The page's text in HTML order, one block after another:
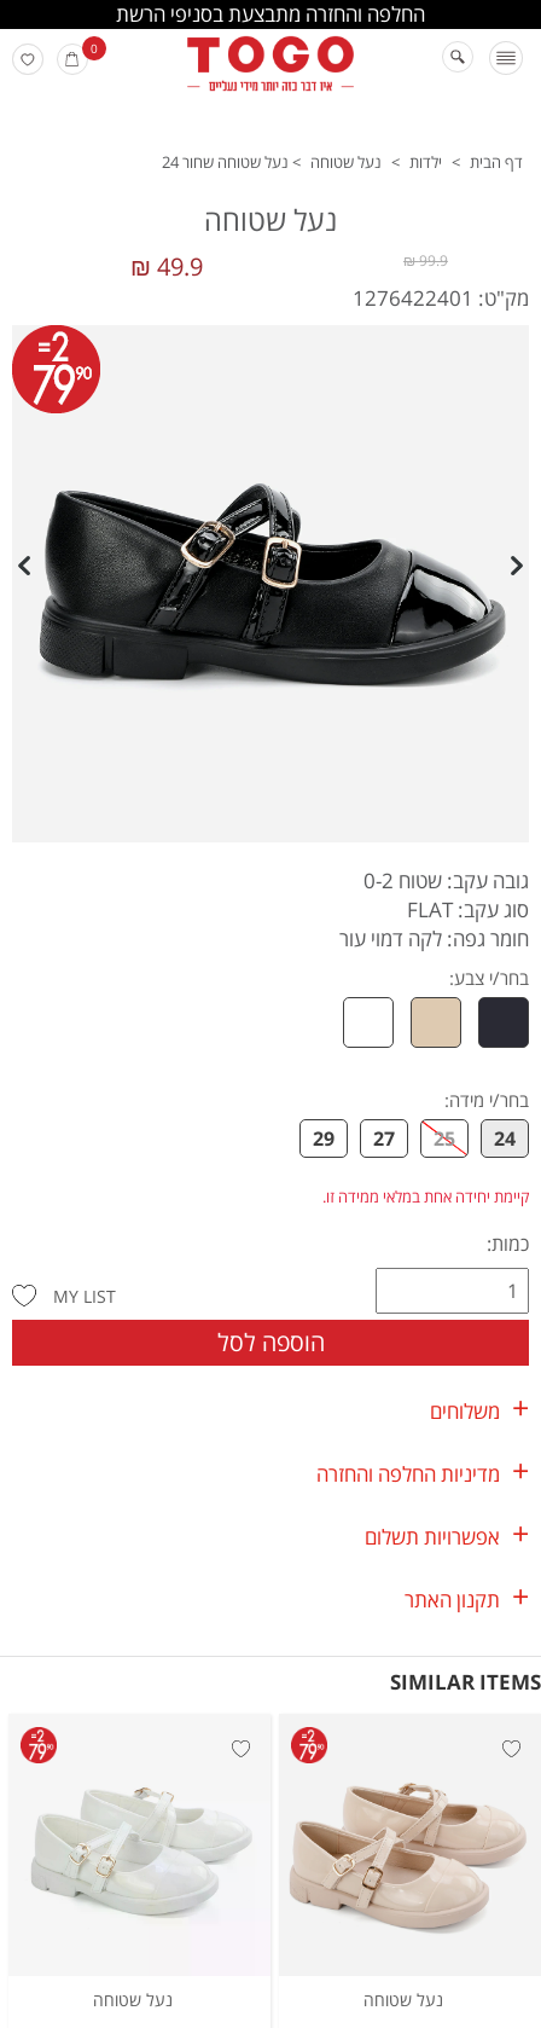
החלפה והחזרה מתבצעת בסניפי הרשת
0
דף הבית > ילדות > נעל שטוחה > נעל שטוחה שחור 24
נעל שטוחה
49.9 ₪ 99.9 ₪
מק"ט: 1276422401
גובה עקב: שטוח 0-2
סוג עקב: FLAT
חומר גפה: לקה דמוי עור
בחר/י צבע:
בחר/י מידה:
24
25
27
29
קיימת יחידה אחת במלאי ממידה זו.
כמות:
הוספה לסל
MY LIST
משלוחים
מדיניות החלפה והחזרה
אפשרויות תשלום
תקנון האתר
SIMILAR ITEMS
נעל שטוחה נעל שטוחה